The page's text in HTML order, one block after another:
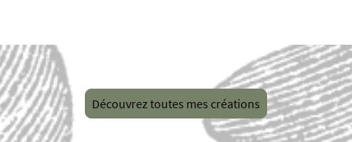
Découvrez toutes mes créations